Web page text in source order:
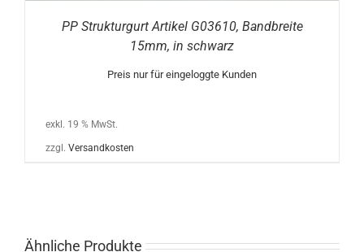
PP Strukturgurt Artikel G03610, Bandbreite
15mm, in schwarz
Preis nur für eingeloggte Kunden
exkl. 19 % MwSt.
zzgl. Versandkosten
Ähnliche Produkte